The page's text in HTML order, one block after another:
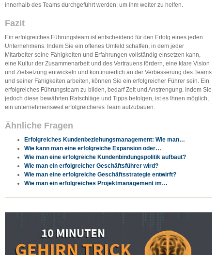
innerhalb des Teams durchgeführt werden, um ihm weiter zu helfen.
Fazit
Ein erfolgreiches Führungsteam ist entscheidend für den Erfolg eines jeden
Unternehmens. Indem Sie ein offenes Umfeld schaffen, in dem jeder
Mitarbeiter seine Fähigkeiten und Erfahrungen vollständig einsetzen kann,
eine Kultur der Zusammenarbeit und des Vertrauens fördern, eine klare Vision
und Zielsetzung entwickeln und kontinuierlich an der Verbesserung des Teams
und seiner Fähigkeiten arbeiten, können Sie ein erfolgreicher Führer sein. Ein
erfolgreiches Führungsteam zu bilden, bedarf Zeit und Anstrengung. Indem Sie
jedoch diese bewährten Ratschläge und Tipps befolgen, ist es Ihnen möglich,
ein unternehmensweit erfolgreicheres Team aufzubauen.
Ähnliche Fragen
Erfolgreiches Kundenbeziehungsmanagement: Wie man…
Wie kann man eine erfolgreiche Expansion oder…
Wie man eine erfolgreiche Kundenbindungspolitik aufbaut?
Wie man ein erfolgreicher Geschäftsführer wird?
Wie man eine erfolgreiche Geschäftsstrategie entwirft?
Wie man ein erfolgreiches Projektmanagement im…